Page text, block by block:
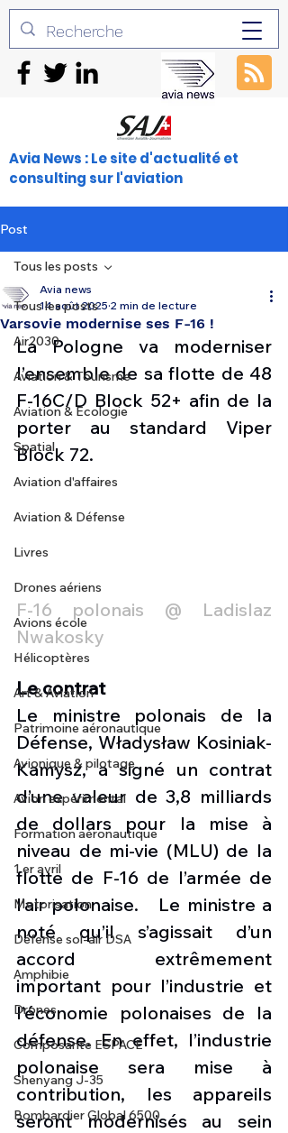
Avia News : Le site d'actualité et
consulting sur l'aviation
Post
Tous les posts
Air2030
Aviation & Tourisme
Aviation & Ecologie
Spatial
Aviation d'affaires
Aviation & Défense
Livres
Drones aériens
Avions école
Hélicoptères
Art & Aviation
Patrimoine aéronautique
Avionique & pilotage
Avion expérimental
Formation aéronautique
1 er avril
Motorisation
Défense sol-air DSA
Amphibie
Drones
Composante ESPACE
Shenyang J-35
Bombardier Global 6500
Tous les posts
Varsovie modernise ses F-16 !
Avia news
14 août 2025 2 min de lecture
La Pologne va moderniser
l’ensemble de sa flotte de 48
F-16C/D Block 52+ afin de la
porter au standard Viper
Block 72.
F-16 polonais @ Ladislaz
Nwakosky
Le contrat
Le ministre polonais de la
Défense, Władysław Kosiniak-
Kamysz, a signé un contrat
d’une valeur de 3,8 milliards
de dollars pour la mise à
niveau de mi-vie (MLU) de la
flotte de F-16 de l’armée de
l’air polonaise.   Le ministre a
noté qu’il s’agissait d’un
accord extrêmement
important pour l’industrie et
l’économie polonaises de la
défense. En effet, l’industrie
polonaise sera mise à
contribution, les appareils
seront modernisés au sein